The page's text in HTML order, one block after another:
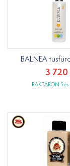
BALNEA
3 720
RAKTÁRON 5